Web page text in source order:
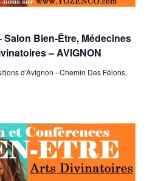
Salon Bien-Être, Médecines
– AVIGNON
d'Avignon - Chemin Des Félons,